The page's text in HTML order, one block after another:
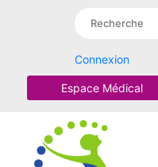
Connexion
Espace Médical